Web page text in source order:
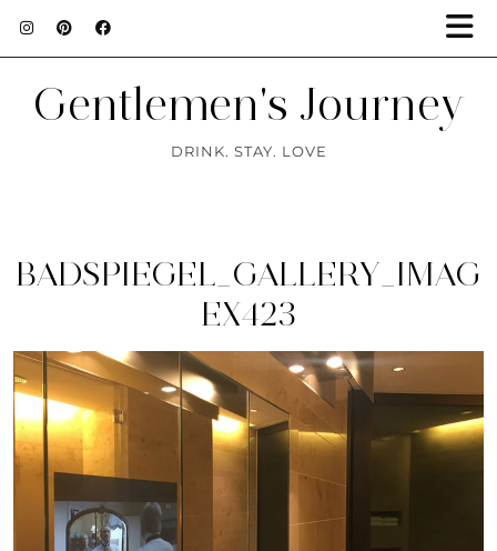
Gentlemen's Journey
DRINK. STAY. LOVE
BADSPIEGEL_GALLERY_IMAG
EX423